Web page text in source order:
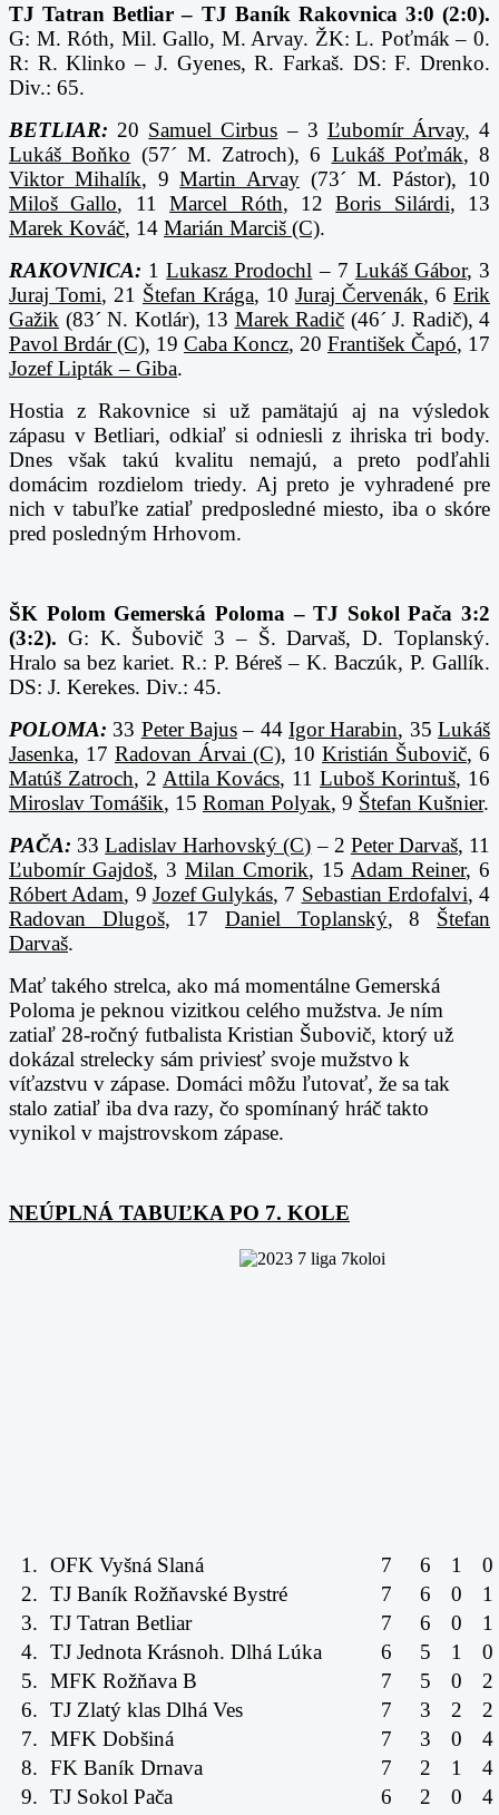
TJ Tatran Betliar – TJ Baník Rakovnica 3:0 (2:0).
G: M. Róth, Mil. Gallo, M. Arvay. ŽK: L. Poťmák – 0.
R: R. Klinko – J. Gyenes, R. Farkaš. DS: F. Drenko.
Div.: 65.
BETLIAR: 20 Samuel Cirbus – 3 Ľubomír Árvay, 4
Lukáš Boňko (57´ M. Zatroch), 6 Lukáš Poťmák, 8
Viktor Mihalík, 9Martin Arvay (73´ M. Pástor), 10
Miloš Gallo, 11Marcel Róth, 12Boris Silárdi, 13
Marek Kováč, 14 Marián Marciš (C).
RAKOVNICA: 1Lukasz Prodochl – 7 Lukáš Gábor, 3
Juraj Tomi, 21 Štefan Krága, 10 Juraj Červenák, 6 Erik
Gažik (83´ N. Kotlár), 13 Marek Radič (46´ J. Radič), 4
Pavol Brdár (C), 19 Caba Koncz, 20 František Čapó, 17
Jozef Lipták – Giba.
Hostia z Rakovnice si už pamätajú aj na výsledok
zápasu v Betliari, odkiaľ si odniesli z ihriska tri body.
Dnes však takú kvalitu nemajú, a preto podľahli
domácim rozdielom triedy. Aj preto je vyhradené pre
nich v tabuľke zatiaľ predposledné miesto, iba o skóre
pred posledným Hrhovom.
ŠK Polom Gemerská Poloma – TJ Sokol Pača 3:2
(3:2). G: K. Šubovič 3 – Š. Darvaš, D. Toplanský.
Hralo sa bez kariet. R.: P. Béreš – K. Baczúk, P. Gallík.
DS: J. Kerekes. Div.: 45.
POLOMA: 33 Peter Bajus– 44Igor Harabin, 35Lukáš
Jasenka, 17 Radovan Árvai (C), 10 Kristián Šubovič, 6
Matúš Zatroch, 2 Attila Kovács, 11 Luboš Korintuš, 16
Miroslav Tomášik, 15 Roman Polyak, 9 Štefan Kušnier.
PAČA: 33Ladislav Harhovský (C) – 2 Peter Darvaš, 11
Ľubomír Gajdoš, 3 Milan Cmorik, 15 Adam Reiner, 6
Róbert Adam, 9 Jozef Gulykás, 7 Sebastian Erdofalvi, 4
Radovan Dlugoš, 17Daniel Toplanský, 8 Štefan
Darvaš.
Mať takého strelca, ako má momentálne Gemerská
Poloma je peknou vizitkou celého mužstva. Je ním
zatiaľ 28-ročný futbalista Kristian Šubovič, ktorý už
dokázal strelecky sám priviesť svoje mužstvo k
víťazstvu v zápase. Domáci môžu ľutovať, že sa tak
stalo zatiaľ iba dva razy, čo spomínaný hráč takto
vynikol v majstrovskom zápase.
NEÚPLNÁ TABUĽKA PO 7. KOLE
1. OFK Vyšná Slaná 7 6 1
0
2. TJ Baník Rožňavské Bystré 7 6 0
1
3. TJ Tatran Betliar 7 6 0
1
4. TJ Jednota Krásnoh. Dlhá Lúka 6 5 1
0
5. MFK Rožňava B 7 5 0
2
6. TJ Zlatý klas Dlhá Ves 7 3 2
2
7. MFK Dobšiná 7 3 0
4
8. FK Baník Drnava 7 2 1
4
9. TJ Sokol Pača 6 2 0
4